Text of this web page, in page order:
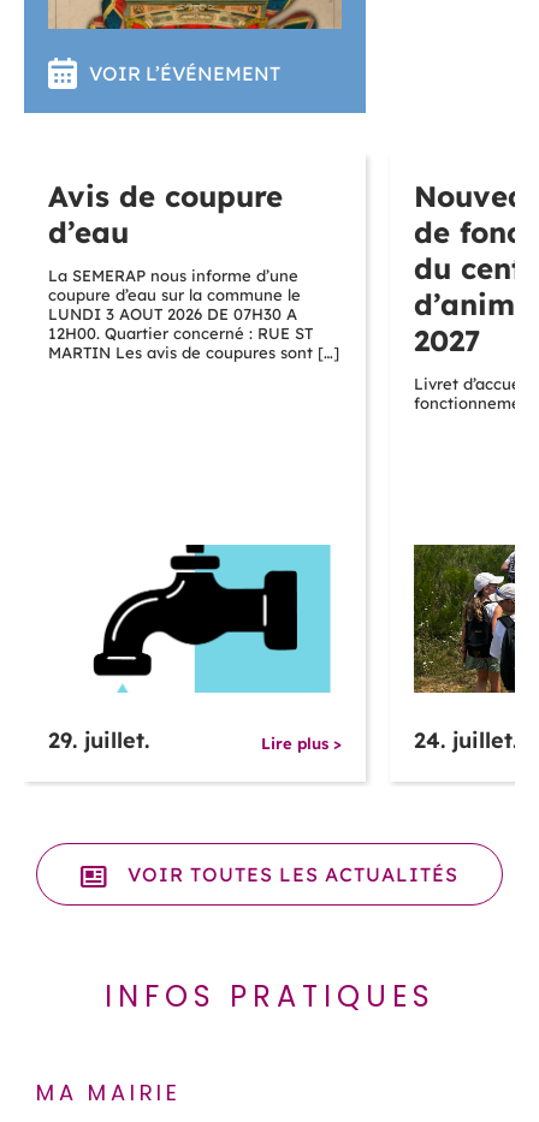
VOIR L’ÉVÉNEMENT
Avis de coupure
d’eau
La SEMERAP nous informe d’une
coupure d’eau sur la commune le
LUNDI 3 AOUT 2026 DE 07H30 A
12H00. Quartier concerné : RUE ST
MARTIN Les avis de coupures sont […]
29. juillet. Lire plus >
de
du
2027
Livret
fonctionnement
24. juillet.
VOIR TOUTES LES ACTUALITÉS
INFOS PRATIQUES
MA MAIRIE